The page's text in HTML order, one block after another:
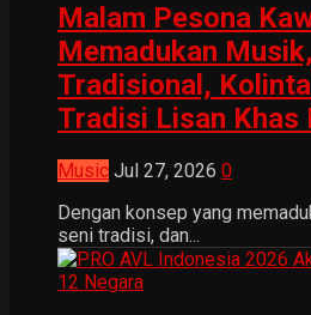
Malam Pesona
Memadukan
Tradisional,
Tradisi Lisan Khas
Music Jul 27, 2026 0
Dengan konsep yang
seni tradisi, dan...